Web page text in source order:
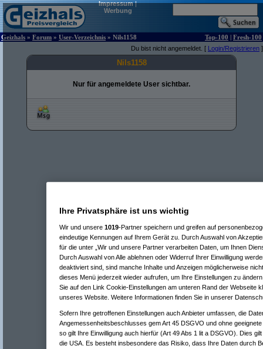
Impressum|
Werbung
Geizhals » Forum » User-Verzeichnis » Nils1158 Top-100 | Fresh-100
Du bist nicht angemeldet. [ Login/Registrieren ]
Nils1158
Nur für angemeldete User sichtbar.
Ihre Privatsphäre ist uns wichtig
Wir und unsere 1019-Partner speichern und greifen auf
eindeutige Kennungen auf Ihrem Gerät zu. Durch Auswahl von
für die unter „Wir und unsere Partner verarbeiten Daten, um Ihnen
Durch Auswahl von Alle ablehnen oder Widerruf Ihrer Einwilligung
deaktiviert sind, sind manche Inhalte und Anzeigen möglicherweise
dieses Menü jederzeit wieder aufrufen, um Ihre Einstellungen zu
Sie auf den Link Cookie-Einstellungen am unteren Rand der Webseite
unseres Website. Weitere Informationen finden Sie in unserer
Sofern Ihre getroffenen Einstellungen auch Anbieter umfassen, die
Angemessenheitsbeschlusses gem Art 45 DSGVO und ohne
so gilt Ihre Einwilligung auch hierfür (Art 49 Abs 1 lit a DSGVO). Dies
die USA. Es besteht insbesondere das Risiko, dass Ihre Daten durch